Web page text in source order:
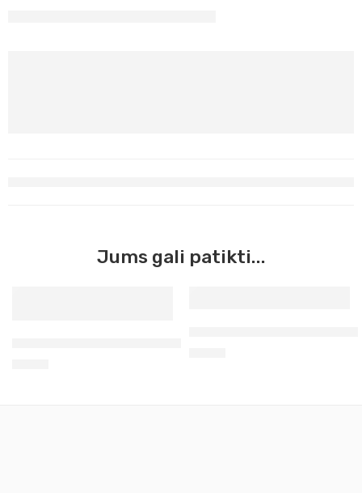
Jums gali patikti...